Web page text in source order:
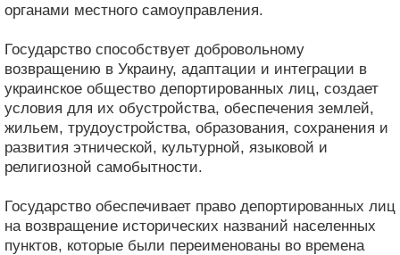
органами местного самоуправления.
Государство способствует добровольному
возвращению в Украину, адаптации и интеграции в
украинское общество депортированных лиц, создает
условия для их обустройства, обеспечения землей,
жильем, трудоустройства, образования, сохранения и
развития этнической, культурной, языковой и
религиозной самобытности.
Государство обеспечивает право депортированных лиц
на возвращение исторических названий населенных
пунктов, которые были переименованы во времена